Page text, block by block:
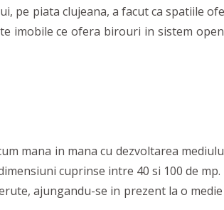
pe piata clujeana, a facut ca spatiile
imobile ce ofera birouri in sistem
mana in mana cu dezvoltarea
cuprinse intre 40 si 100 de mp.
ajungandu-se in prezent la o